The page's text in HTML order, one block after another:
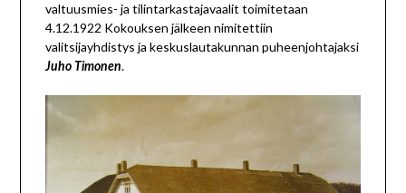
valtuusmies- ja tilintarkastajavaalit toimitetaan
4.12.1922 Kokouksen jälkeen nimitettiin
valitsijayhdistys ja keskuslautakunnan puheenjohtajaksi
Juho Timonen.